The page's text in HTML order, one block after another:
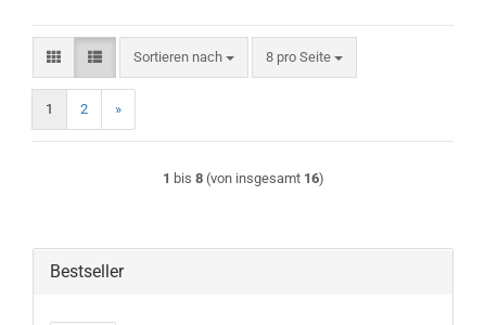
Sortieren nach
Sortieren nach 8 pro Seite
pro Seite
1 2 »
1 bis 8(von insgesamt 16)
Bestseller